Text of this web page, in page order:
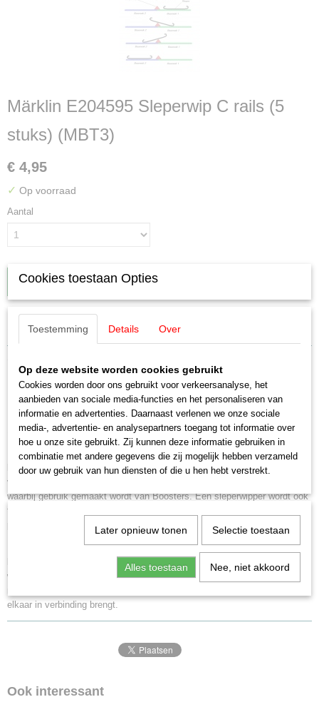
Märklin E204595 Sleperwip C rails (5
stuks) (MBT3)
€ 4,95
✓ Op voorraad
Aantal
IN WINKELWAGEN
Specificaties
E204595
Schaal
H0 (1:87)
Staat
Nieuw
Märklin E204595 Sleperwip C rails (5
stuks)
Een sleperwip wordt gebruikt om te voorkomen dat een sleper onder een
locomotief of rijtuig, 2 electrisch gescheiden baanvakken met elkaar
verbindt. Een sleperwip wordt doorgaans gebruikt bij digitaal bedrijf
waarbij gebruik gemaakt wordt van Boosters. Een sleperwipper wordt ook
toegepast op de overgang tussen de modelspoorbaan en een
Een sleperwip is dan ook een verhoging welke op de overgang van de
baanvakken geplaatst wordt en welke ervoor zorgt dat een sleper omhoog
wordt geduwd waardoor wordt voorkomen dat de sleper het
elkaar in verbinding brengt.
Ook interessant
Cookies toestaan Opties
Toestemming Details Over
Op deze website worden cookies gebruikt
Cookies worden door ons gebruikt voor verkeersanalyse, het
aanbieden van sociale media-functies en het personaliseren van
informatie en advertenties. Daarnaast verlenen we onze sociale
media-, advertentie- en analysepartners toegang tot informatie over
hoe u onze site gebruikt. Zij kunnen deze informatie gebruiken in
combinatie met andere gegevens die zij mogelijk hebben verzameld
door uw gebruik van hun diensten of die u hen hebt verstrekt.
Later opnieuw tonen Selectie toestaan
Alles toestaan Nee, niet akkoord